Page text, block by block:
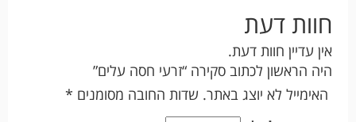
חוות דעת
אין עדיין חוות דעת.
היה הראשון לכתוב סקירה “זרעי חסה עלים”
האימייל לא יוצג באתר. שדות החובה מסומנים *